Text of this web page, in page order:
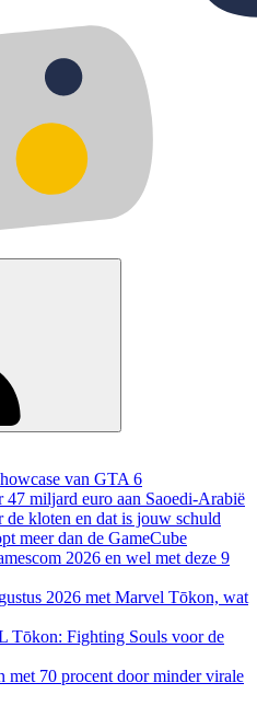
van GTA 6
miljard euro aan Saoedi-Arabië
de kloten en dat is jouw schuld
meer dan de GameCube
2026 en wel met deze 9
2026 met Marvel Tōkon, wat
Fighting Souls voor de
met 70 procent door minder virale